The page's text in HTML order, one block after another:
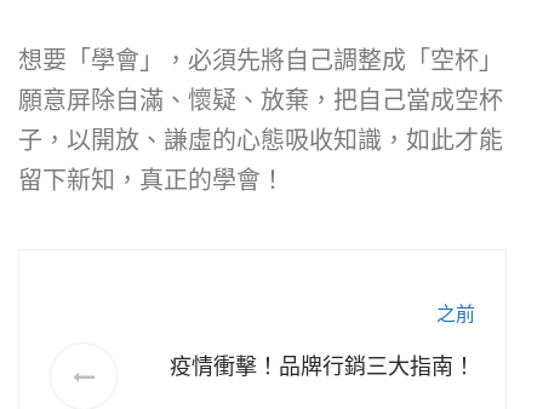
想要「學會」，必須先將自己調整成「空杯」
願意屏除自滿、懷疑、放棄，把自己當成空杯
子，以開放、謙虛的心態吸收知識，如此才能
留下新知，真正的學會！
之前
疫情衝擊！品牌行銷三大指南！